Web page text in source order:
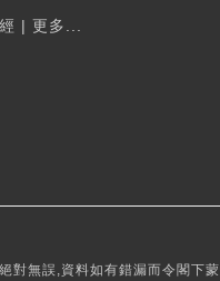
| 更多...
無誤,資料如有錯漏而令閣下蒙